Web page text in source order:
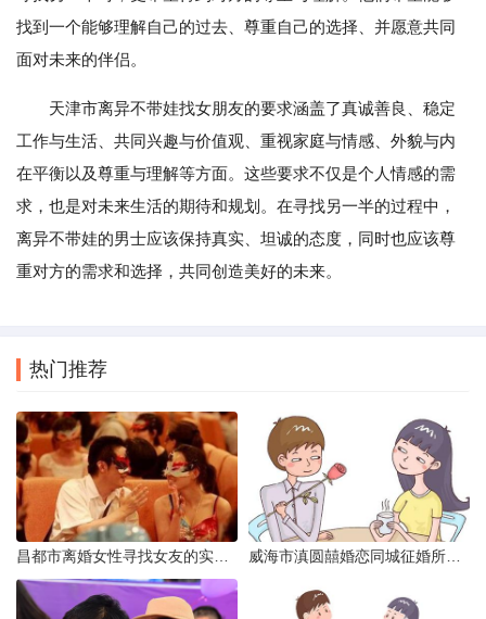
找到一个能够理解自己的过去、尊重自己的选择、并愿意共同
面对未来的伴侣。
天津市离异不带娃找女朋友的要求涵盖了真诚善良、稳定
工作与生活、共同兴趣与价值观、重视家庭与情感、外貌与内
在平衡以及尊重与理解等方面。这些要求不仅是个人情感的需
求，也是对未来生活的期待和规划。在寻找另一半的过程中，
离异不带娃的男士应该保持真实、坦诚的态度，同时也应该尊
重对方的需求和选择，共同创造美好的未来。
热门推荐